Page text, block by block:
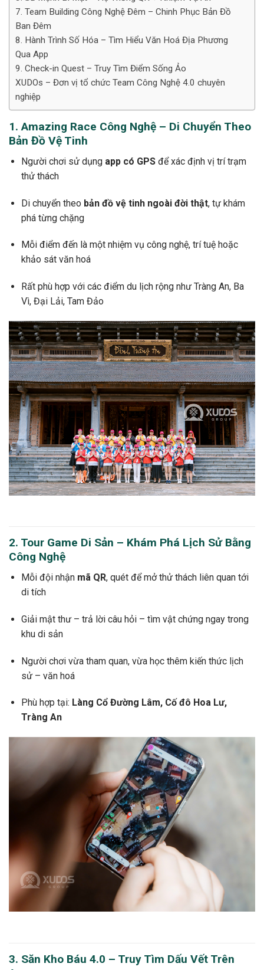
7. Team Building Công Nghệ Đêm – Chinh Phục Bản Đồ
Ban Đêm
8. Hành Trình Số Hóa – Tìm Hiểu Văn Hoá Địa Phương
Qua App
9. Check-in Quest – Truy Tìm Điểm Sống Ảo
XUDOs – Đơn vị tổ chức Team Công Nghệ 4.0 chuyên
nghiệp
1. Amazing Race Công Nghệ – Di Chuyển Theo
Bản Đồ Vệ Tinh
Người chơi sử dụng app có GPSđể xác định vị trí trạm
thử thách
Di chuyển theo bản đồ vệ tinh ngoài đời thật, tự khám
phá từng chặng
Mỗi điểm đến là một nhiệm vụ công nghệ, trí tuệ hoặc
khảo sát văn hoá
Rất phù hợp với các điểm du lịch rộng như Tràng An, Ba
Vì, Đại Lải, Tam Đảo
2. Tour Game Di Sản – Khám Phá Lịch Sử Bằng
Công Nghệ
Mỗi đội nhận mã QR, quét để mở thử thách liên quan tới
di tích
Giải mật thư – trả lời câu hỏi – tìm vật chứng ngay trong
khu di sản
Người chơi vừa tham quan, vừa học thêm kiến thức lịch
sử – văn hoá
Phù hợp tại: Làng Cổ Đường Lâm, Cố đô Hoa Lư,
Tràng An
3. Săn Kho Báu 4.0 – Truy Tìm Dấu Vết Trên